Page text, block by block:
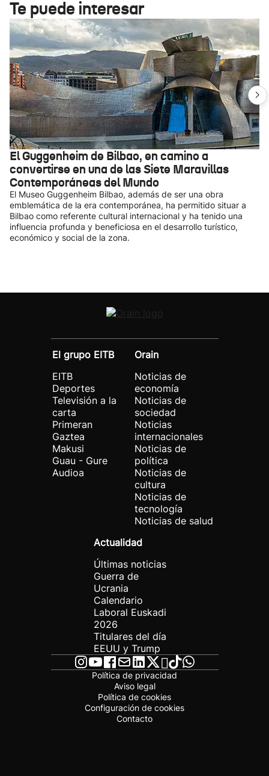
Te puede interesar
El Guggenheim de Bilbao, en camino a
convertirse en una de las Siete Maravillas
Contemporáneas del Mundo
El Museo Guggenheim Bilbao, además de ser una obra
emblemática de la era contemporánea, ha permitido situar a
Bilbao como referente cultural internacional y ha tenido una
influencia profunda y beneficiosa en el desarrollo turístico,
económico y social de la zona.
El grupo EITB
EITB
Deportes
Televisión a la
carta
Primeran
Gaztea
Makusi
Guau - Gure
Audioa
Orain
Noticias de
economía
Noticias de
sociedad
Noticias
internacionales
Noticias de
política
Noticias de
cultura
Noticias de
tecnología
Noticias de salud
Actualidad
Últimas noticias
Guerra de
Ucrania
Calendario
Laboral Euskadi
2026
Titulares del día
EEUU y Trump
Política de privacidad
Aviso legal
Política de cookies
Configuración de cookies
Contacto